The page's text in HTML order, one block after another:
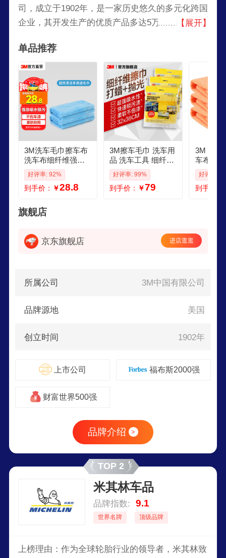
司，成立于1902年，是一家历史悠久的多元化跨国
企业，其开发生产的优质产品多达5万种，公司业
空、电子、电气、医疗、建筑、文教办公及日用消
费等诸多领域。
【展开】
单品推荐
3M洗车毛巾擦车布
洗车布细纤维强吸
水不掉毛不留水痕
擦车工具 吸水毛巾
两条蓝色
好评率: 92%
到手价： ￥28.8
3M擦车毛巾 洗车用
品 洗车工具 细纤维
擦拭布39016 3条装
汽车用品XJ
好评率: 99%
到手价： ￥79
3M 3M
车布洗
维强吸
m 橙色
好评率:
到手价：
旗舰店
京东旗舰店 进店逛逛
所属公司 3M中国有限公司
品牌源地 美国
创立时间 1902年
上市公司 福布斯2000强
财富世界500强
品牌介绍 >
TOP 2
米其林车品
品牌指数: 9.1
世界名牌 顶级品牌
上榜理由：作为全球轮胎行业的领导者，米其林致